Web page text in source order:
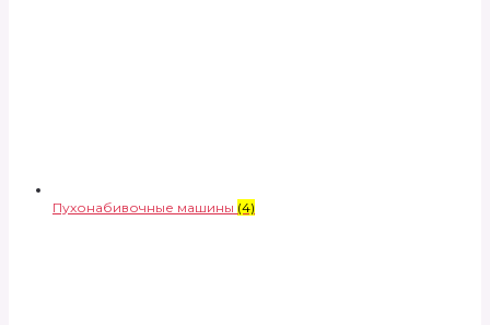
Пухонабивочные машины (4)